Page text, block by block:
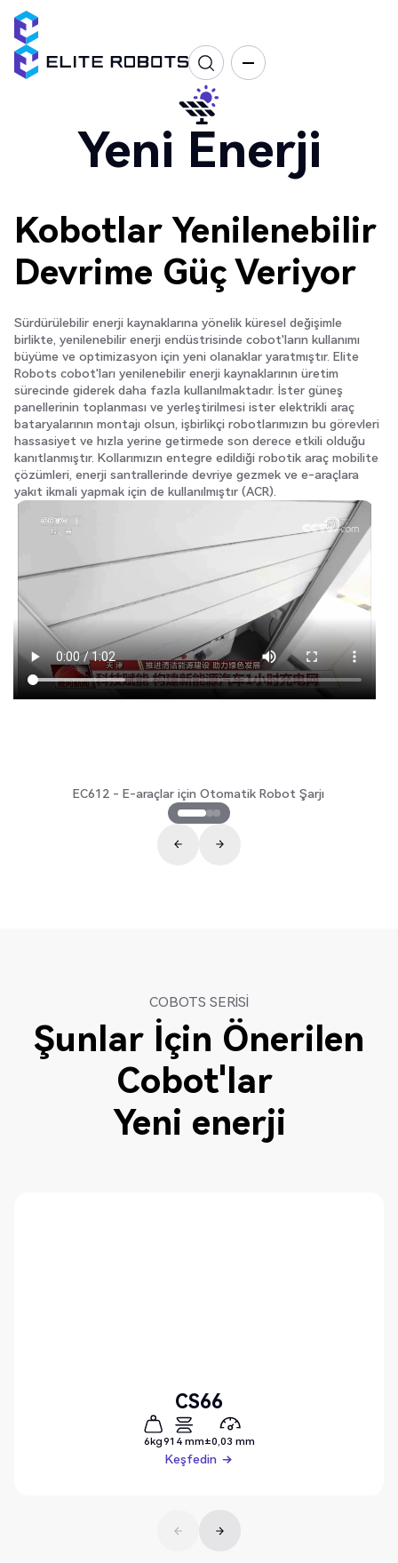
Yeni Enerji
Kobotlar Yenilenebilir
Devrime Güç Veriyor
Sürdürülebilir enerji kaynaklarına yönelik küresel değişimle
birlikte, yenilenebilir enerji endüstrisinde cobot'ların kullanımı
büyüme ve optimizasyon için yeni olanaklar yaratmıştır. Elite
Robots cobot'ları yenilenebilir enerji kaynaklarının üretim
sürecinde giderek daha fazla kullanılmaktadır. İster güneş
panellerinin toplanması ve yerleştirilmesi ister elektrikli araç
bataryalarının montajı olsun, işbirlikçi robotlarımızın bu görevleri
hassasiyet ve hızla yerine getirmede son derece etkili olduğu
kanıtlanmıştır. Kollarımızın entegre edildiği robotik araç mobilite
çözümleri, enerji santrallerinde devriye gezmek ve e-araçlara
yakıt ikmali yapmak için de kullanılmıştır (ACR).
EC612 - E-araçlar için Otomatik Robot Şarjı
COBOTS SERISI
Şunlar İçin Önerilen
Cobot'lar
Yeni enerji
CS66
6kg914 mm±0,03 mm
Keşfedin